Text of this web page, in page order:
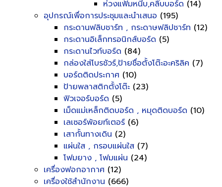
ห่วงแฟ้มหนีบ,คลิ๊บบอร์ด (14)
อุปกรณ์เพื่อการประชุมและนำเสนอ (195)
กระดานฟลิบชาร์ท , กระดาษฟลิปชาร์ท (12)
กระดานอิเล็กทรอนิกส์บอร์ด (5)
กระดานไวท์บอร์ด (84)
กล่องใส่โบรชัวร์,ป้ายชื่อตั้งโต๊ะอะคริลิค (7)
บอร์ดติดประกาศ (10)
ป้ายพลาสติกตั้งโต๊ะ (23)
ฟิวเจอร์บอร์ด (5)
เม็ดแม่เหล็กติดบอร์ด , หมุดติดบอร์ด (10)
เลเซอร์พ้อยท์เตอร์ (6)
เสากั้นทางเดิน (2)
แผ่นใส , กรอบแผ่นใส (7)
โฟมยาง , โฟมแผ่น (24)
เครื่องฟอกอากาศ (12)
เครื่องใช้สำนักงาน (666)